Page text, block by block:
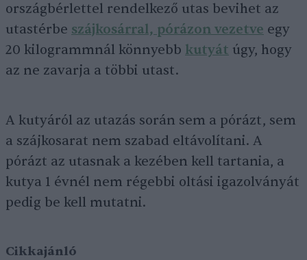
országbérlettel rendelkező utas bevihet az
utastérbe szájkosárral, pórázon vezetve egy
20 kilogrammnál könnyebb kutyát úgy, hogy
az ne zavarja a többi utast.
A kutyáról az utazás során sem a pórázt, sem
a szájkosarat nem szabad eltávolítani. A
pórázt az utasnak a kezében kell tartania, a
kutya 1 évnél nem régebbi oltási igazolványát
pedig be kell mutatni.
Cikkajánló